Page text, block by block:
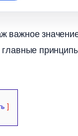
важное
главные